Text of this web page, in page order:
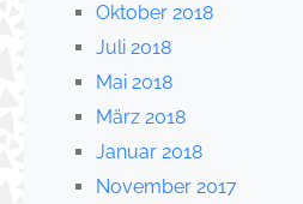
Oktober 2018
Juli 2018
Mai 2018
März 2018
Januar 2018
November 2017